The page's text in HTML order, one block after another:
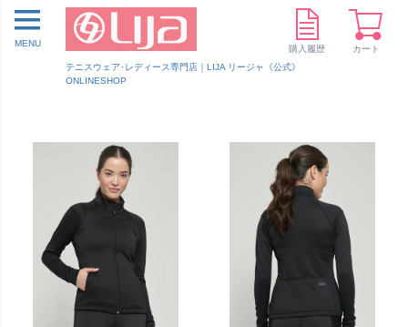
テニスウェア･レディース専門店｜LIJA リージャ《公式》
ONLINESHOP
MENU
購入履歴 カート